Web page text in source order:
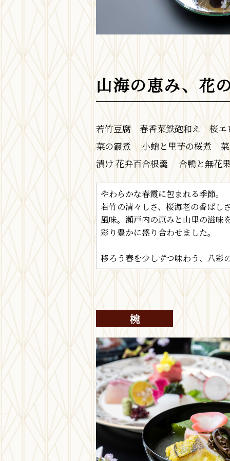
山海の恵み、花
若竹豆腐 春香菜鉄砲和え 桜エ
菜の霞煮 小蛸と里芋の桜煮
漬け 花弁百合根羹 合鴨と無花
やわらかな春霞に包まれる季節。
若竹の清々しさ、桜海老の香ばし
風味。瀬戸内の恵みと山里の滋味
彩り豊かに盛り合わせました。
移ろう春を少しずつ味わう、八彩
椀